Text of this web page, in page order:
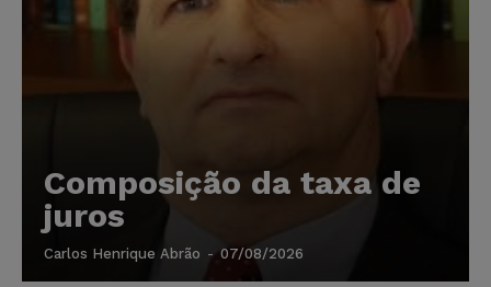
Composição da taxa de
juros
Carlos Henrique Abrão - 07/08/2026